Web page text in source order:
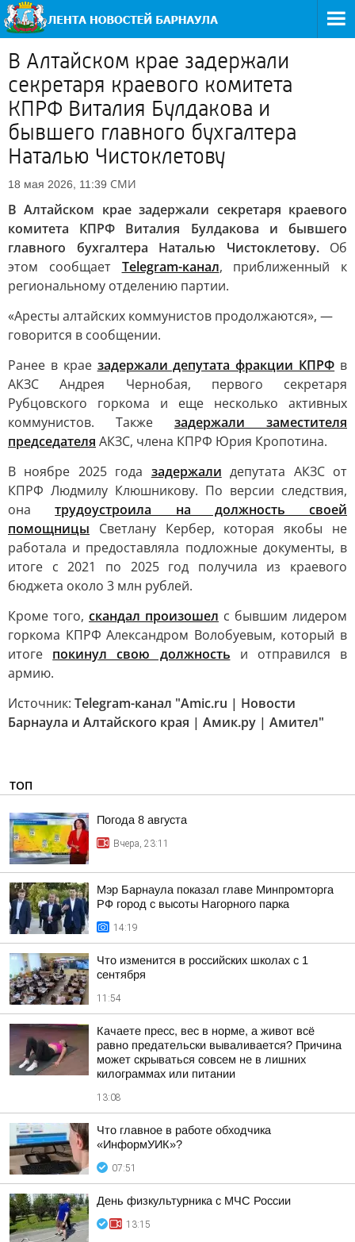
В Алтайском крае задержали
секретаря краевого комитета
КПРФ Виталия Булдакова и
бывшего главного бухгалтера
Наталью Чистоклетову
18 мая 2026, 11:39 СМИ
В Алтайском крае задержали секретаря краевого
комитета КПРФ Виталия Булдакова и бывшего
главного бухгалтера Наталью Чистоклетову. Об
этом сообщает Telegram-канал, приближенный к
региональному отделению партии.
«Аресты алтайских коммунистов продолжаются», —
говорится в сообщении.
Ранее в крае задержали депутата фракции КПРФ в
АКЗС Андрея Чернобая, первого секретаря
Рубцовского горкома и еще несколько активных
коммунистов. Также задержали заместителя
председателя АКЗС, члена КПРФ Юрия Кропотина.
В ноябре 2025 года задержали депутата АКЗС от
КПРФ Людмилу Клюшникову. По версии следствия,
онатрудоустроила на должность своей
помощницы Светлану Кербер, которая якобы не
работала и предоставляла подложные документы, в
итоге с 2021 по 2025 год получила из краевого
бюджета около 3 млн рублей.
Кроме того, скандал произошел с бывшим лидером
горкома КПРФ Александром Волобуевым, который в
итоге покинул свою должность и отправился в
армию.
Источник: Telegram-канал "Amic.ru | Новости
Барнаула и Алтайского края | Амик.ру | Амител"
ТОП
Погода 8 августа
Вчера, 23:11
Мэр Барнаула показал главе Минпромторга
РФ город с высоты Нагорного парка
14:19
Что изменится в российских школах с 1
сентября
11:54
Качаете пресс, вес в норме, а живот всё
равно предательски вываливается? Причина
может скрываться совсем не в лишних
килограммах или питании
13:08
Что главное в работе обходчика
«ИнформУИК»?
07:51
День физкультурника с МЧС России
13:15